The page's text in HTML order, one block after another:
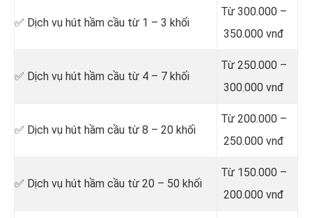
✅ Dịch vụ hút hầm cầu từ 1 – 3 khối
Từ 300.000 –
350.000 vnđ
✅ Dịch vụ hút hầm cầu từ 4 – 7 khối
Từ 250.000 –
300.000 vnđ
✅ Dịch vụ hút hầm cầu từ 8 – 20 khối
Từ 200.000 –
250.000 vnđ
✅ Dịch vụ hút hầm cầu từ 20 – 50 khối
Từ 150.000 –
200.000 vnđ